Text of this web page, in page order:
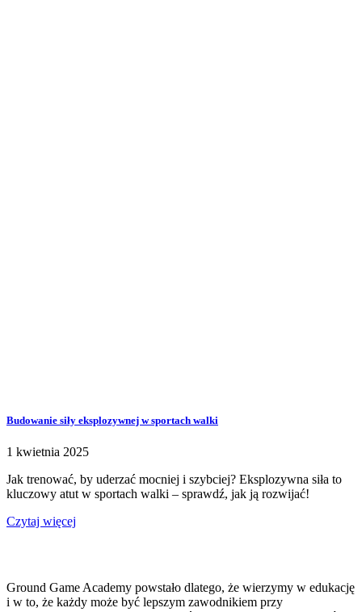
Budowanie siły eksplozywnej w sportach walki
1 kwietnia 2025
Jak trenować, by uderzać mocniej i szybciej? Eksplozywna siła to
kluczowy atut w sportach walki – sprawdź, jak ją rozwijać!
Czytaj więcej
Ground Game Academy powstało dlatego, że wierzymy w edukację
i w to, że każdy może być lepszym zawodnikiem przy